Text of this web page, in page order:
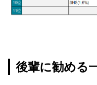
後輩に勧める